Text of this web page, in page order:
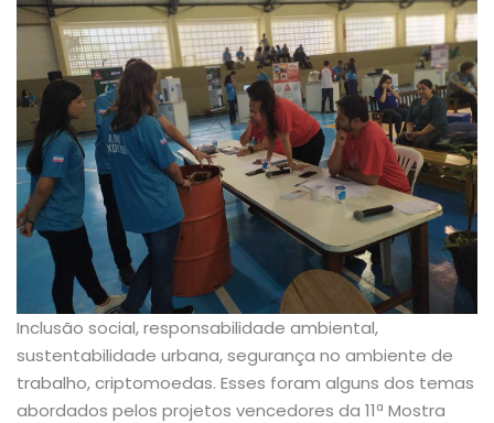
Inclusão social, responsabilidade ambiental,
sustentabilidade urbana, segurança no ambiente de
trabalho, criptomoedas. Esses foram alguns dos temas
abordados pelos projetos vencedores da 11ª Mostra